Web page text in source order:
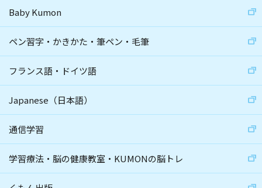
Baby Kumon
ペン習字・かきかた・筆ペン・毛筆
フランス語・ドイツ語
Japanese（日本語）
通信学習
学習療法・脳の健康教室・KUMONの脳トレ